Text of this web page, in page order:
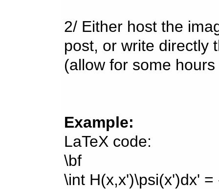
2/ Either host the
post, or write directly
(allow for some
Example:
LaTeX code:
\bf
\int H(x,x')\psi(x')dx'